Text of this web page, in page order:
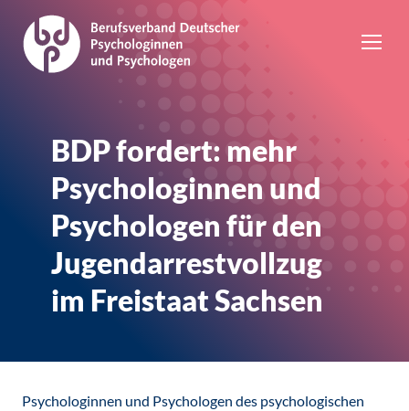
BDP fordert: mehr
Psychologinnen und
Psychologen für den
Jugendarrestvollzug
im Freistaat Sachsen
Psychologinnen und Psychologen des psychologischen